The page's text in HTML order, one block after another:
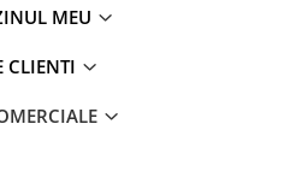
MEU
CLIENTI